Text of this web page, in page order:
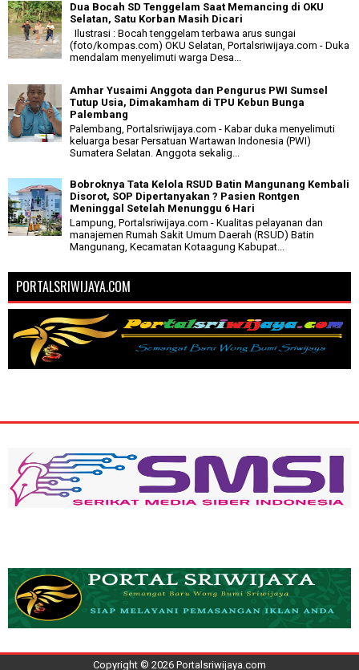
Dua Bocah SD Tenggelam Saat Memancing di OKU
Selatan, Satu Korban Masih Dicari
Ilustrasi : Bocah tenggelam terbawa arus sungai
(foto/kompas.com) OKU Selatan, Portalsriwijaya.com - Duka
mendalam menyelimuti warga Desa...
Amhar Yusaimi Anggota dan Pengurus PWI Sumsel
Tutup Usia, Dimakamham di TPU Kebun Bunga
Palembang
Palembang, Portalsriwijaya.com - Kabar duka menyelimuti
keluarga besar Persatuan Wartawan Indonesia (PWI)
Sumatera Selatan. Anggota sekalig...
Bobroknya Tata Kelola RSUD Batin Mangunang Kembali
Disorot, SOP Dipertanyakan ? Pasien Rontgen
Meninggal Setelah Menunggu 6 Hari
Lampung, Portalsriwijaya.com - Kualitas pelayanan dan
manajemen Rumah Sakit Umum Daerah (RSUD) Batin
Mangunang, Kecamatan Kotaagung Kabupat...
PORTALSRIWIJAYA.COM
Copyright © 2026 Portalsriwijaya.com